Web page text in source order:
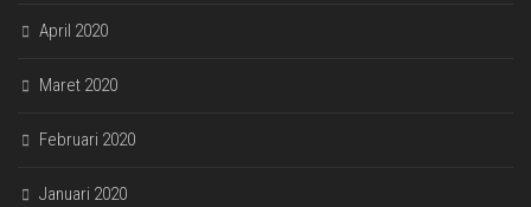
April 2020
Maret 2020
Februari 2020
Januari 2020